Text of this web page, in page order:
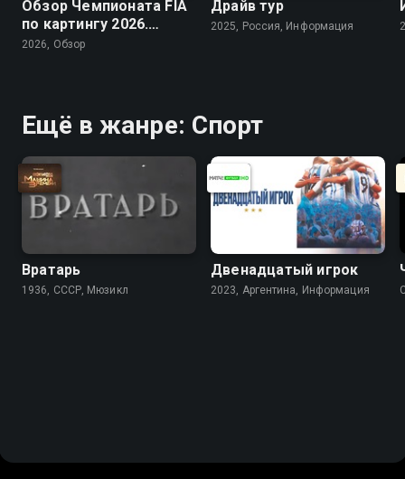
Обзор Чемпионата FIA
по картингу 2026.
Arrive and Drive
2026, Обзор
Драйв тур
2025, Россия, Информация
Ещё в жанре: Спорт
Вратарь
1936, СССР, Мюзикл
Двенадцатый игрок
2023, Аргентина, Информация